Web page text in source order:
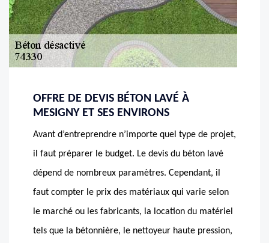
OFFRE DE DEVIS BÉTON LAVÉ À
MESIGNY ET SES ENVIRONS
Avant d’entreprendre n’importe quel type de projet,
il faut préparer le budget. Le devis du béton lavé
dépend de nombreux paramètres. Cependant, il
faut compter le prix des matériaux qui varie selon
le marché ou les fabricants, la location du matériel
tels que la bétonnière, le nettoyeur haute pression,